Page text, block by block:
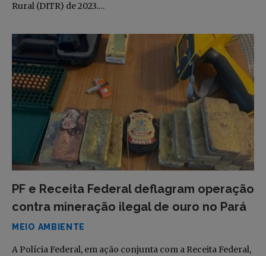
Rural (DITR) de 2023.…
PF e Receita Federal deflagram operação
contra mineração ilegal de ouro no Pará
MEIO AMBIENTE
A Polícia Federal, em ação conjunta com a Receita Federal,